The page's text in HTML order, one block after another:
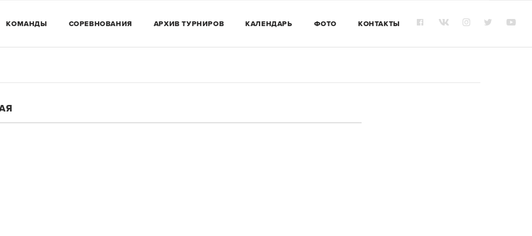
КОМАНДЫ СОРЕВНОВАНИЯ АРХИВ ТУРНИРОВ КАЛЕНДАРЬ ФОТО КОНТАКТЫ